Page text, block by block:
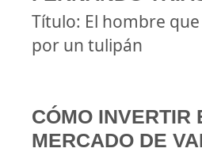
Título: El hombre
por un tulipán
CÓMO INVERTIR
MERCADO DE